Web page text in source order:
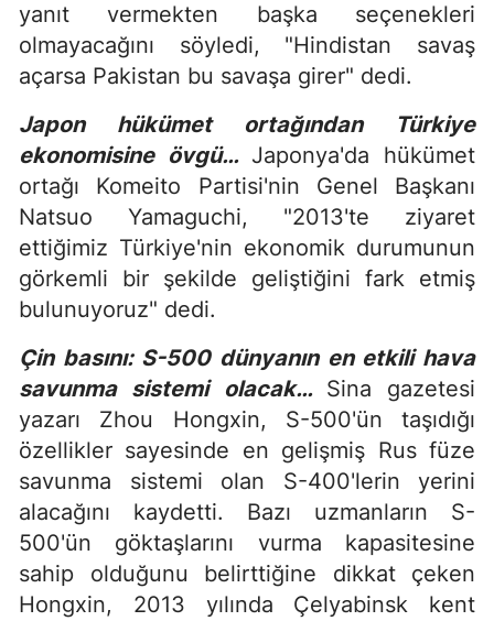
yanıt vermekten başka seçenekleri
olmayacağını söyledi, "Hindistan savaş
açarsa Pakistan bu savaşa girer" dedi.
Japon hükümet ortağından Türkiye
ekonomisine övgü… Japonya'da hükümet
ortağı Komeito Partisi'nin Genel Başkanı
Natsuo Yamaguchi, "2013'te ziyaret
ettiğimiz Türkiye'nin ekonomik durumunun
görkemli bir şekilde geliştiğini fark etmiş
bulunuyoruz" dedi.
Çin basını: S-500 dünyanın en etkili hava
savunma sistemi olacak… Sina gazetesi
yazarı Zhou Hongxin, S-500'ün taşıdığı
özellikler sayesinde en gelişmiş Rus füze
savunma sistemi olan S-400'lerin yerini
alacağını kaydetti. Bazı uzmanların S-
500'ün göktaşlarını vurma kapasitesine
sahip olduğunu belirttiğine dikkat çeken
Hongxin, 2013 yılında Çelyabinsk kent